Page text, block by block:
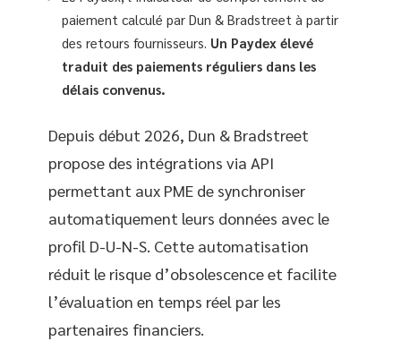
paiement calculé par Dun & Bradstreet à partir
des retours fournisseurs. Un Paydex élevé
traduit des paiements réguliers dans les
délais convenus.
Depuis début 2026, Dun & Bradstreet
propose des intégrations via API
permettant aux PME de synchroniser
automatiquement leurs données avec le
profil D-U-N-S. Cette automatisation
réduit le risque d’obsolescence et facilite
l’évaluation en temps réel par les
partenaires financiers.